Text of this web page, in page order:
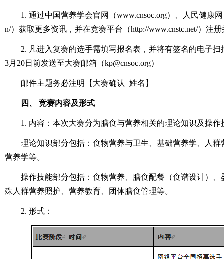
1. 通过中国营养学会官网（www.cnsoc.org）、人民健康网
n/）获取更多资讯，并在竞赛平台（http://www.cnstc.net/）注
2. 凡进入复赛的选手需填写报名表，并将有签名的电子扫
3月20日前发送至大赛邮箱（kp@cnsoc.org）
邮件主题务必注明【大赛确认+姓名】
四、 竞赛内容及形式
1. 内容：本次大赛分为膳食与营养相关的理论知识及操作
理论知识部分包括：食物营养与卫生、基础营养学、人群
营养学等。
操作技能部分包括：食物营养、膳食配餐（食谱设计）、
殊人群营养照护、营养教育、团体膳食管理等。
2. 形式：